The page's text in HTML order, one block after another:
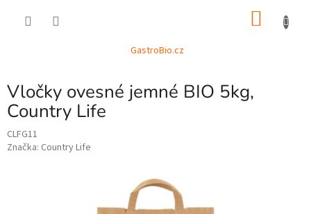
GastroBio.cz
Vločky ovesné jemné BIO 5kg,
Country Life
CLFG11
Značka: Country Life